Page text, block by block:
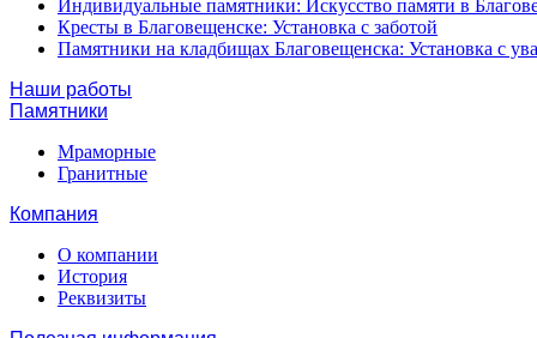
Индивидуальные памятники: Искусство памяти в
Кресты в Благовещенске: Установка с заботой
Памятники на кладбищах Благовещенска: Установка с
Наши работы
Памятники
Мраморные
Гранитные
Компания
О компании
История
Реквизиты